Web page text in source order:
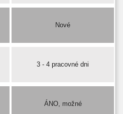
Nové
3 - 4 pracovné dni
ÁNO, možné